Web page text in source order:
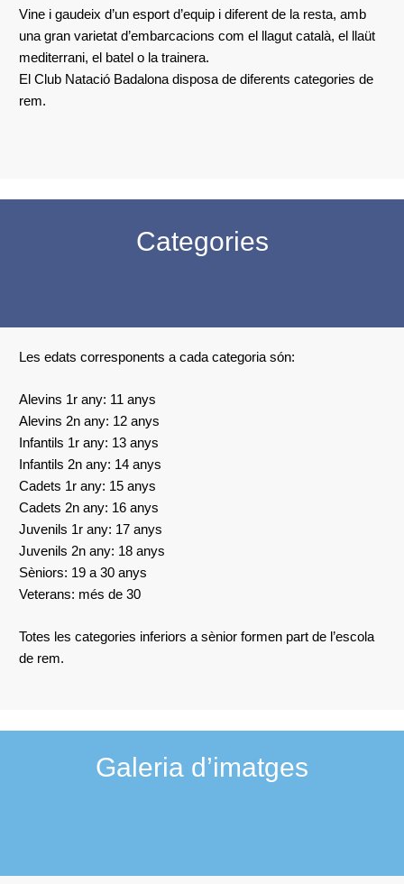
Vine i gaudeix d’un esport d’equip i diferent de la resta, amb
una gran varietat d’embarcacions com el llagut català, el llaüt
mediterrani, el batel o la trainera.
El Club Natació Badalona disposa de diferents categories de
rem.
Categories
Les edats corresponents a cada categoria són:
Alevins 1r any: 11 anys
Alevins 2n any: 12 anys
Infantils 1r any: 13 anys
Infantils 2n any: 14 anys
Cadets 1r any: 15 anys
Cadets 2n any: 16 anys
Juvenils 1r any: 17 anys
Juvenils 2n any: 18 anys
Sèniors: 19 a 30 anys
Veterans: més de 30
Totes les categories inferiors a sènior formen part de l’escola
de rem.
Galeria d’imatges